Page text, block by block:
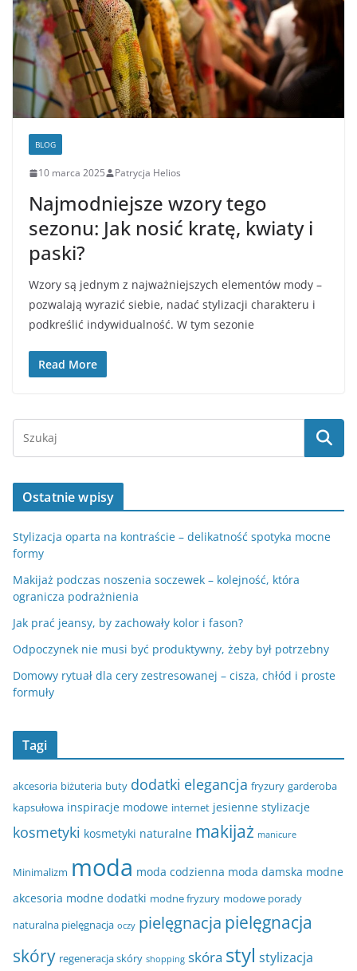
BLOG
10 marca 2025 Patrycja Helios
Najmodniejsze wzory tego
sezonu: Jak nosić kratę, kwiaty i
paski?
Wzory są jednym z najważniejszych elementów mody –
pozwalają wyrazić siebie, nadać stylizacji charakteru i
podkreślić indywidualność. W tym sezonie
Read More
Ostatnie wpisy
Stylizacja oparta na kontraście – delikatność spotyka mocne
formy
Makijaż podczas noszenia soczewek – kolejność, która
ogranicza podrażnienia
Jak prać jeansy, by zachowały kolor i fason?
Odpoczynek nie musi być produktywny, żeby był potrzebny
Domowy rytuał dla cery zestresowanej – cisza, chłód i proste
formuły
Tagi
akcesoria biżuteria buty dodatki elegancja fryzury garderoba
kapsułowa inspiracje modowe internet jesienne stylizacje
kosmetyki kosmetyki naturalne makijaż manicure
Minimalizm moda moda codzienna moda damska modne
akcesoria modne dodatki modne fryzury modowe porady
naturalna pielęgnacja oczy pielęgnacja pielęgnacja
skóry regeneracja skóry shopping skóra styl stylizacja